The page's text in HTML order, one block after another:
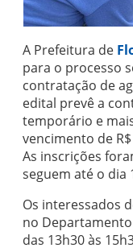
A Prefeitura de
para o processo
contratação de
edital prevê a
temporário e
vencimento de
As inscrições
seguem até o dia
Os interessados
no
das 13h30 às